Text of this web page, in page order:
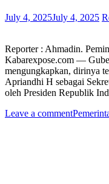
July 4, 2025July 4, 2025
Reporter : Ahmadin.
Kabarexpose.com —
mengungkapkan, dirinya
Apriandhi H sebagai
oleh Presiden Republik
Leave a comment